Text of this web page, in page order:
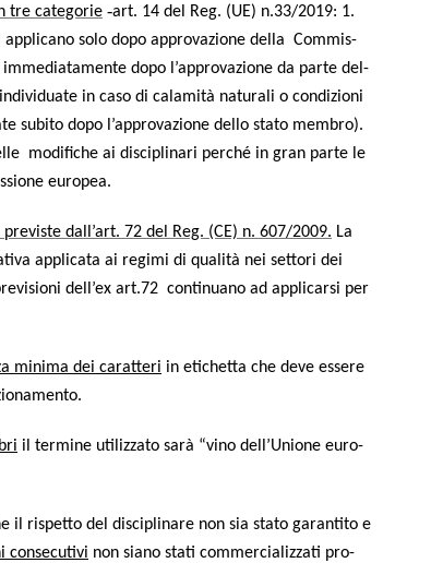
tre cate­go­rie ‑art. 14 del Reg. (UE) n.33/2019: 1.
solo dopo appro­va­zio­ne del­la Com­mis­
dopo l’approvazione da par­te del­
in caso di cala­mi­tà natu­ra­li o con­di­zio­ni
subi­to dopo l’approvazione del­lo sta­to mem­bro).
modi­fi­che ai disci­pli­na­ri per­ché in gran par­te le
europea.
dall’art. 72 del Reg. (CE) n. 607/2009. La
appli­ca­ta ai regi­mi di qua­li­tà nei set­to­ri dei
dell’ex art.72 con­ti­nua­no ad appli­car­si per
mini­ma dei carat­te­ri in eti­chet­ta che deve esse­re
il ter­mi­ne uti­liz­za­to sarà “vino dell’Unione euro­
il rispet­to del disci­pli­na­re non sia sta­to garan­ti­to e
con­se­cu­ti­vi non sia­no sta­ti com­mer­cia­liz­za­ti pro­